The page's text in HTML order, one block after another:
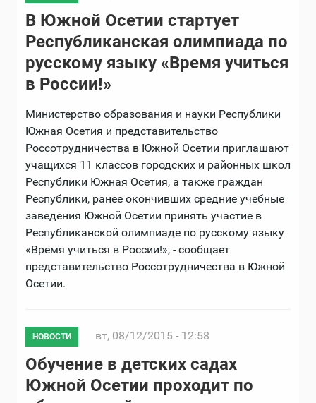
В Южной Осетии стартует
Республиканская олимпиада по
русскому языку «Время учиться
в России!»
Министерство образования и науки Республики
Южная Осетия и представительство
Россотрудничества в Южной Осетии приглашают
учащихся 11 классов городских и районных школ
Республики Южная Осетия, а также граждан
Республики, ранее окончивших средние учебные
заведения Южной Осетии принять участие в
Республиканской олимпиаде по русскому языку
«Время учиться в России!», - сообщает
представительство Россотрудничества в Южной
Осетии.
НОВОСТИ вт, 08/12/2015 - 12:58
Обучение в детских садах
Южной Осетии проходит по